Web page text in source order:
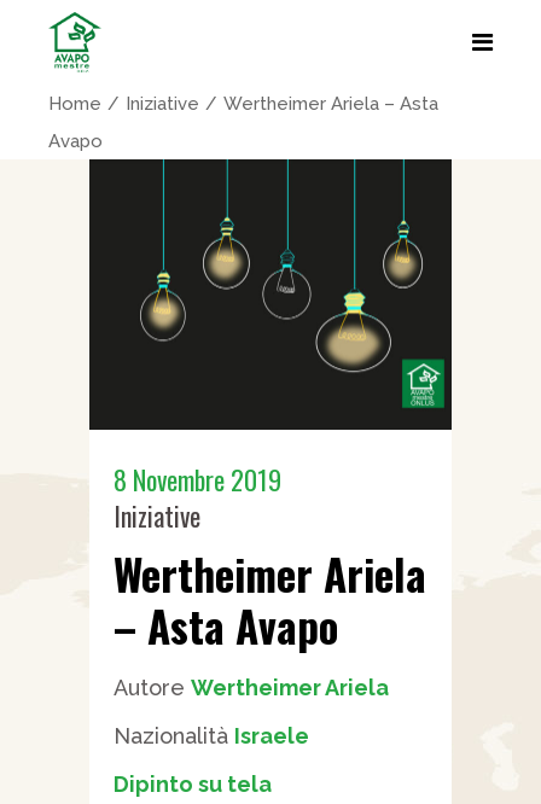
Home Iniziative
Wertheimer Ariela – Asta
Avapo
8 Novembre 2019
Iniziative
Wertheimer Ariela
– Asta Avapo
Autore Wertheimer Ariela
Nazionalità Israele
Dipinto su tela